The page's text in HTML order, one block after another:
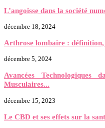
L’angoisse dans la société
décembre 18, 2024
Arthrose lombaire : définition,
décembre 5, 2024
Avancées Technologiques
Musculaires...
décembre 15, 2023
Le CBD et ses effets sur la